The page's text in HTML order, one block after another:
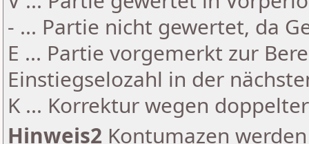
- ... Partie nicht gewertet, da
E ... Partie vorgemerkt zur
Einstiegselozahl in der
K ... Korrektur wegen
Hinweis2 Kontumazen